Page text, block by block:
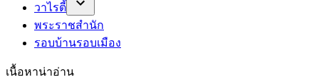
วาไรตี้
พระราชสำนัก
รอบบ้านรอบเมือง
เนื้อหาน่าอ่าน